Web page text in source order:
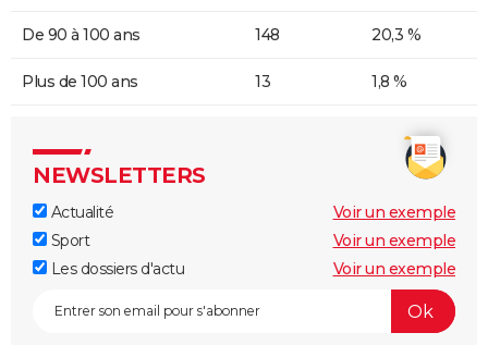
De 90 à 100 ans 148 20,3 %
Plus de 100 ans 13 1,8 %
NEWSLETTERS
Actualité
Voir un exemple
Sport
Voir un exemple
Les dossiers d'actu
Voir un exemple